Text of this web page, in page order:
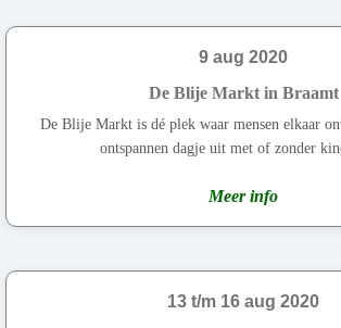
9 aug 2020
De Blije Markt in Braamt
De Blije Markt is dé plek waar mensen elkaar
ontspannen dagje uit met of zonder
Meer info
13 t/m 16 aug 2020